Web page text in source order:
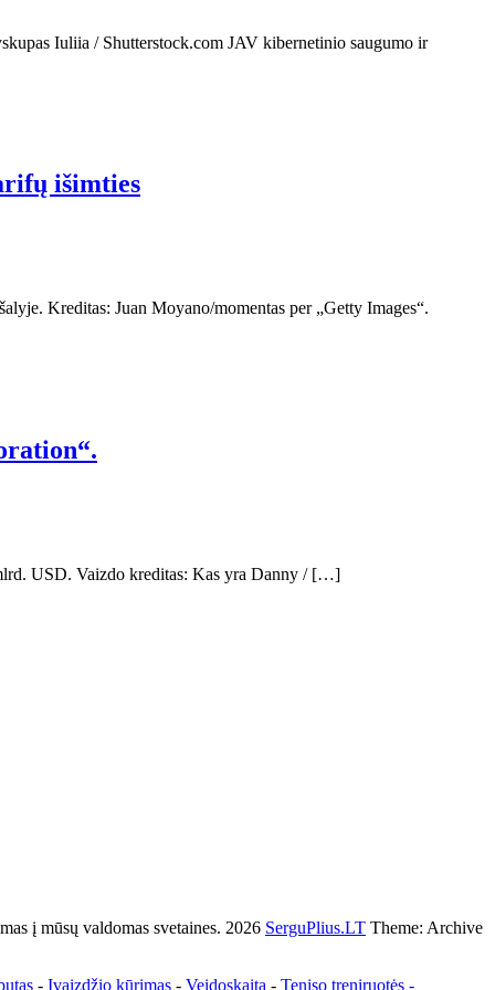
Iuliia / Shutterstock.com JAV kibernetinio saugumo ir
išimties
Kreditas: Juan Moyano/momentas per „Getty Images“.
USD. Vaizdo kreditas: Kas yra Danny / […]
į mūsų valdomas svetaines. 2026 SerguPlius.LT Theme: Archive
- Įvaizdžio kūrimas - Veidoskaita - Teniso treniruotės -